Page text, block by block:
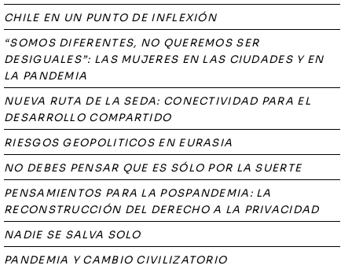
CHILE EN UN PUNTO DE INFLEXIÓN
“SOMOS DIFERENTES, NO QUEREMOS SER
DESIGUALES”: LAS MUJERES EN LAS CIUDADES Y EN
LA PANDEMIA
NUEVA RUTA DE LA SEDA: CONECTIVIDAD PARA EL
DESARROLLO COMPARTIDO
RIESGOS GEOPOLITICOS EN EURASIA
NO DEBES PENSAR QUE ES SÓLO POR LA SUERTE
PENSAMIENTOS PARA LA POSPANDEMIA: LA
RECONSTRUCCIÓN DEL DERECHO A LA PRIVACIDAD
NADIE SE SALVA SOLO
PANDEMIA Y CAMBIO CIVILIZATORIO